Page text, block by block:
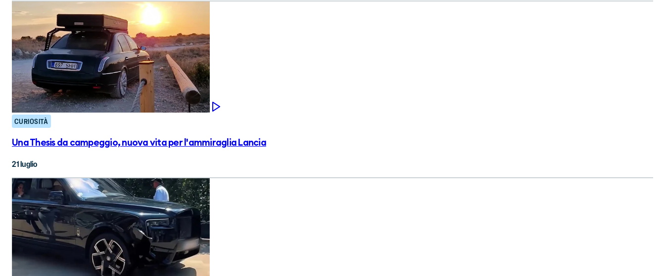
CURIOSITÀ
Una Thesis da campeggio, nuova vita per l'ammiraglia Lancia
21 luglio